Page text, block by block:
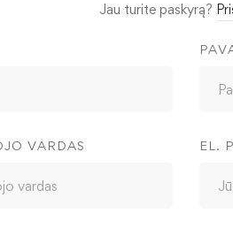
Jau turite paskyrą?
VARDAS EL.